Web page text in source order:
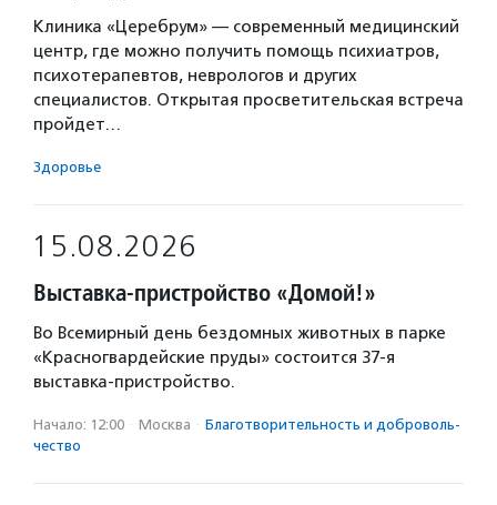
Клиника «Церебрум» — современный медицинский
центр, где можно получить помощь психиатров,
психотерапевтов, неврологов и других
специалистов. Открытая просветительская встреча
пройдет…
Здоровье
15.08.2026
Выставка-пристройство «Домой!»
Во Всемирный день бездомных животных в парке
«Красногвардейские пруды» состоится 37-я
выставка-пристройство.
Начало: 12:00 · Москва · Благотвори­тель­ность и доброволь­
чест­во